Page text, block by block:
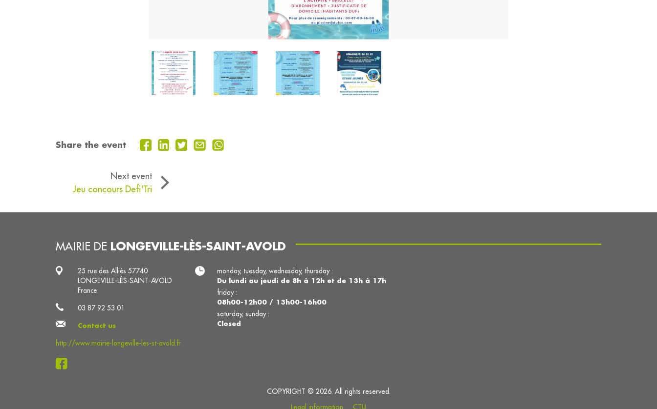
Share the event
Next event
Jeu concours Defi'Tri
MAIRIE DE LONGEVILLE-LÈS-SAINT-AVOLD
25 rue des Alliés 57740
LONGEVILLE-LÈS-SAINT-AVOLD
France
03 87 92 53 01
Contact us
http://www.mairie-longeville-les-st-avold.fr
monday, tuesday, wednesday, thursday :
Du lundi au jeudi de 8h à 12h et de 13h à 17h
friday :
08h00-12h00 / 13h00-16h00
saturday, sunday :
Closed
COPYRIGHT © 2026. All rights reserved.
Legal information
CTU